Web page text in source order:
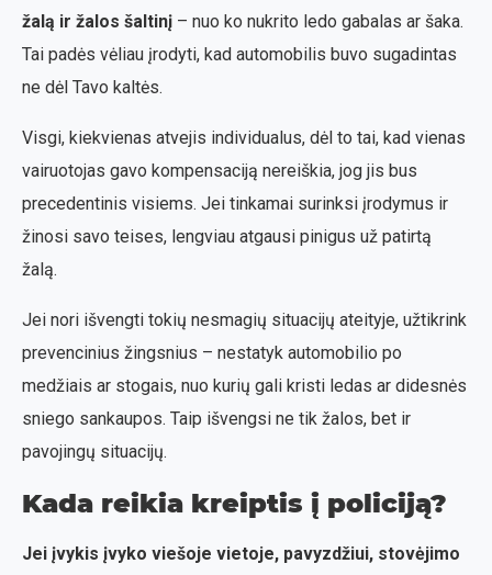
žalą ir žalos šaltinį – nuo ko nukrito ledo gabalas ar šaka.
Tai padės vėliau įrodyti, kad automobilis buvo sugadintas
ne dėl Tavo kaltės.
Visgi, kiekvienas atvejis individualus, dėl to tai, kad vienas
vairuotojas gavo kompensaciją nereiškia, jog jis bus
precedentinis visiems. Jei tinkamai surinksi įrodymus ir
žinosi savo teises, lengviau atgausi pinigus už patirtą
žalą.
Jei nori išvengti tokių nesmagių situacijų ateityje, užtikrink
prevencinius žingsnius – nestatyk automobilio po
medžiais ar stogais, nuo kurių gali kristi ledas ar didesnės
sniego sankaupos. Taip išvengsi ne tik žalos, bet ir
pavojingų situacijų.
Kada reikia kreiptis į policiją?
Jei įvykis įvyko viešoje vietoje, pavyzdžiui, stovėjimo